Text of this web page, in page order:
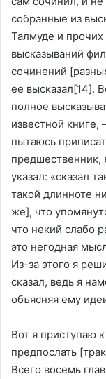
собранные из
Талмуде и
высказываний
сочинений
ее высказал[14].
полное
известной книге,
пытаюсь
предшественник,
указал: «сказал
такой длинноте
же], что
что некий слабо
это негодная
Из-за этого я
сказал, ведь я
объясняя ему
Вот я приступаю
предпослать
Всего восемь